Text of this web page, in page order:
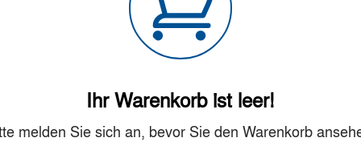
Ihr Warenkorb ist leer!
melden Sie sich an, bevor Sie den Warenkorb